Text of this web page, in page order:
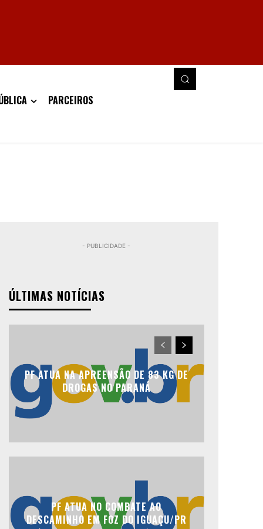
PARCEIROS
- PUBLICIDADE -
ÚLTIMAS NOTÍCIAS
PF ATUA NA APREENSÃO DE 83 KG DE
DROGAS NO PARANÁ
PF ATUA NO COMBATE AO
DESCAMINHO EM FOZ DO IGUAÇU/PR